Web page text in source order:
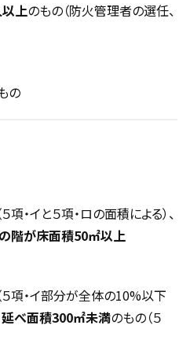
上のもの（防火管理者の選任、
の
項・イと５項・ロの面積による）、
の階が床面積50㎡以上
５項・イ部分が全体の10%以下
延べ面積300㎡未満のもの（５